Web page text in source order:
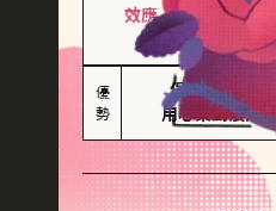
效應，認為每次相
花，經常
優
勢
保持戀愛新鮮
用心策劃浪漫